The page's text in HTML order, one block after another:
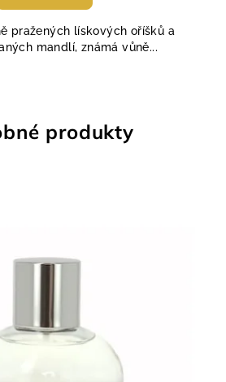
z
5
pražených lískových oříšků a
mandlí, známá vůně...
produkty